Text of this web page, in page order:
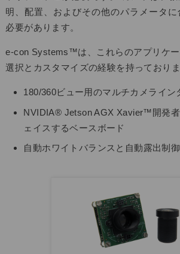
明、配置、およびその他のパラメータに
必要があります。
e-con Systems™は、これらのアプリケ
選択とカスタマイズの経験を持っておりま
180/360ビュー用のマルチカメライン
NVIDIA® Jetson AGX Xavier™開発
ェイスするベースボード
自動ホワイトバランスと自動露出制御